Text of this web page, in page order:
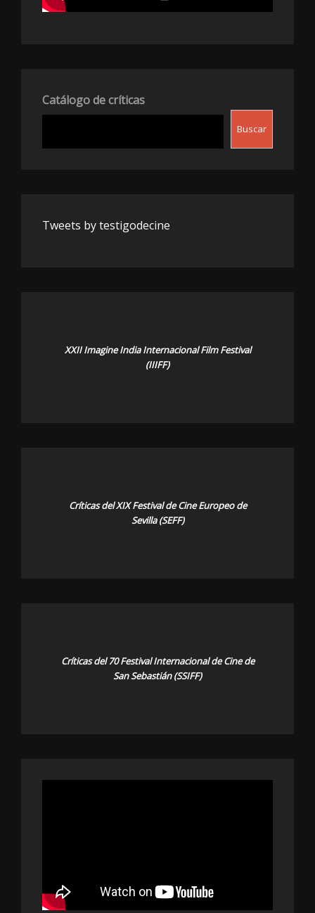
Catálogo de críticas
Buscar
Tweets by testigodecine
XXII Imagine India Internacional Film Festival
(IIIFF)
Críticas del XIX Festival de Cine Europeo de
Sevilla (SEFF)
Críticas del 70 Festival Internacional de Cine de
San Sebastián (SSIFF)